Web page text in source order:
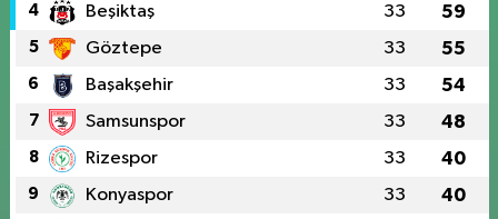
4 Beşiktaş 33 59
5 Göztepe 33 55
6 Başakşehir 33 54
7 Samsunspor 33 48
8 Rizespor 33 40
9 Konyaspor 33 40